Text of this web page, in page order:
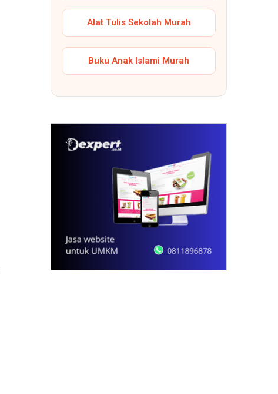
Alat Tulis Sekolah Murah
Buku Anak Islami Murah